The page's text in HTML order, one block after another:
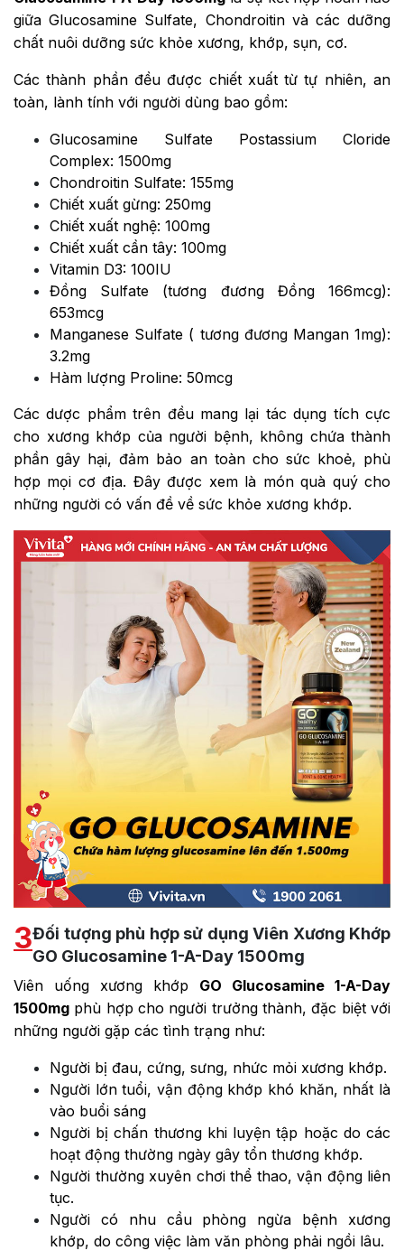
giữa Glucosamine Sulfate, Chondroitin và các dưỡng
chất nuôi dưỡng sức khỏe xương, khớp, sụn, cơ.
Các thành phần đều được chiết xuất từ tự nhiên, an
toàn, lành tính với người dùng bao gồm:
Glucosamine Sulfate Postassium Cloride
Complex: 1500mg
Chondroitin Sulfate: 155mg
Chiết xuất gừng: 250mg
Chiết xuất nghệ: 100mg
Chiết xuất cần tây: 100mg
Vitamin D3: 100IU
Đồng Sulfate (tương đương Đồng 166mcg):
653mcg
Manganese Sulfate ( tương đương Mangan 1mg):
3.2mg
Hàm lượng Proline: 50mcg
Các dược phẩm trên đều mang lại tác dụng tích cực
cho xương khớp của người bệnh, không chứa thành
phần gây hại, đảm bảo an toàn cho sức khoẻ, phù
hợp mọi cơ địa. Đây được xem là món quà quý cho
những người có vấn đề về sức khỏe xương khớp.
3Đối tượng phù hợp sử dụng Viên Xương Khớp
GO Glucosamine 1-A-Day 1500mg
Viên uống xương khớp
GO Glucosamine 1-A-Day
1500mg phù hợp cho người trưởng thành, đặc biệt với
những người gặp các tình trạng như:
Người bị đau, cứng, sưng, nhức mỏi xương khớp.
Người lớn tuổi, vận động khớp khó khăn, nhất là
vào buổi sáng
Người bị chấn thương khi luyện tập hoặc do các
hoạt động thường ngày gây tổn thương khớp.
Người thường xuyên chơi thể thao, vận động liên
tục.
Người có nhu cầu phòng ngừa bệnh xương
khớp, do công việc làm văn phòng phải ngồi lâu.